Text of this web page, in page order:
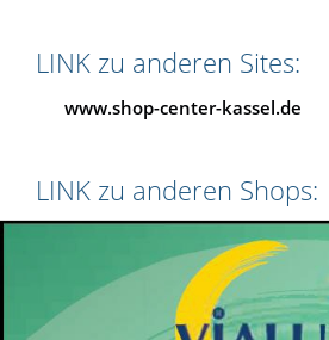
LINK zu anderen Sites:
www.shop-center-kassel.de
LINK zu anderen Shops: